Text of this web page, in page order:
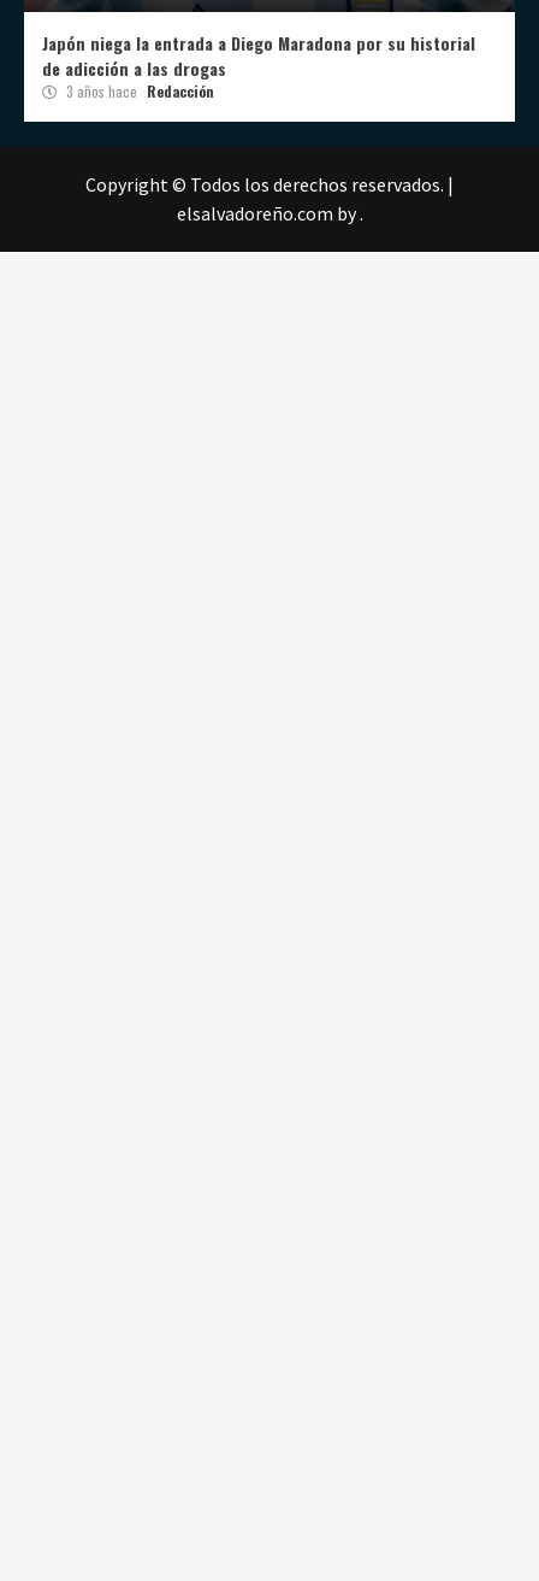
Japón niega la entrada a Diego Maradona por su historial
de adicción a las drogas
3 años hace Redacción
Copyright © Todos los derechos reservados. |
elsalvadoreño.com by .